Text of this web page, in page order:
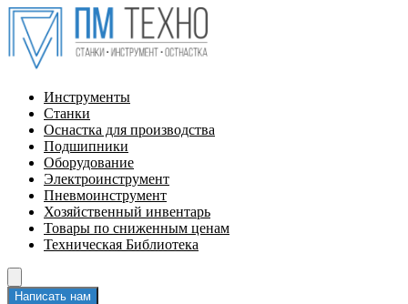
Инструменты
Станки
Оснастка для производства
Подшипники
Оборудование
Электроинструмент
Пневмоинструмент
Хозяйственный инвентарь
Товары по сниженным ценам
Техническая Библиотека
Написать нам